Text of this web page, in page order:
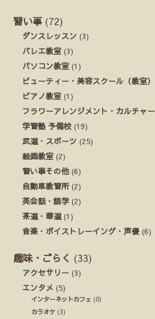
習い事 (72)
ダンスレッスン (3)
バレエ教室 (3)
パソコン教室 (1)
ビューティー・美容スクール（教室）
ピアノ教室 (1)
フラワーアレンジメント・カルチャー
学習塾 予備校 (19)
武道・スポーツ (25)
絵画教室 (2)
習い事その他 (6)
自動車教習所(2)
英会話・語学 (2)
茶道・華道(1)
音楽・ボイストレーイング・声優 (6)
趣味・ごらく (33)
アクセサリー (3)
エンタメ (5)
インターネットカフェ (0)
カラオケ (3)